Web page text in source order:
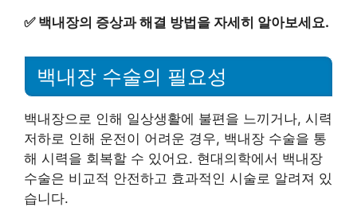
✅ 백내장의 증상과 해결 방법을 자세히 알아보세요.
백내장 수술의 필요성
백내장으로 인해 일상생활에 불편을 느끼거나, 시력
저하로 인해 운전이 어려운 경우, 백내장 수술을 통
해 시력을 회복할 수 있어요. 현대의학에서 백내장
수술은 비교적 안전하고 효과적인 시술로 알려져 있
습니다.